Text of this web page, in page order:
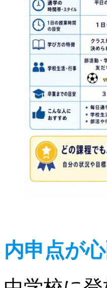
内申点が